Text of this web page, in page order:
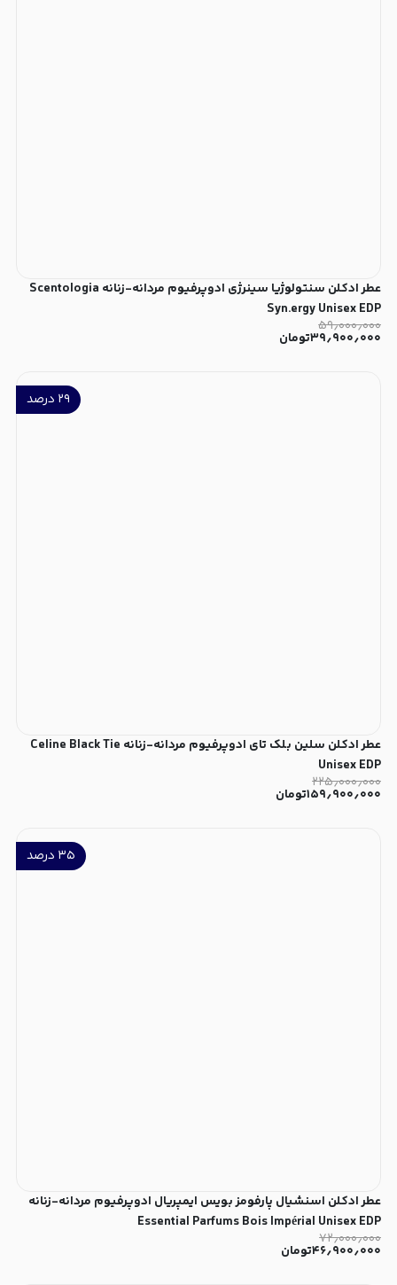
عطر ادکلن سنتولوژیا سینرژی ادوپرفیوم مردانه-زنانه Scentologia
Syn.ergy Unisex EDP
۵۹٫۰۰۰٫۰۰۰
۳۹٫۹۰۰٫۰۰۰تومان
۲۹ درصد
عطر ادکلن سلین بلک تای ادوپرفیوم مردانه-زنانه Celine Black Tie
Unisex EDP
۲۲۵٫۰۰۰٫۰۰۰
۱۵۹٫۹۰۰٫۰۰۰تومان
۳۵ درصد
عطر ادکلن اسنشیال پارفومز بویس ایمپریال ادوپرفیوم مردانه-زنانه
Essential Parfums Bois Impérial Unisex EDP
۷۲٫۰۰۰٫۰۰۰
۴۶٫۹۰۰٫۰۰۰تومان